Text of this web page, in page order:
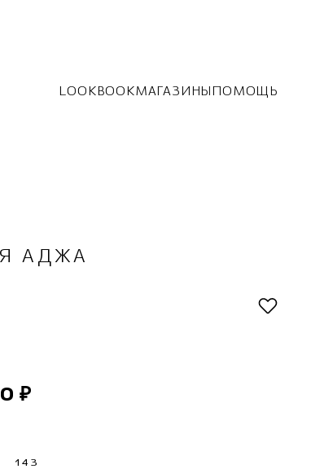
LOOKBOOKМАГАЗИНЫ ПОМОЩЬ
АДЖА
₽
143